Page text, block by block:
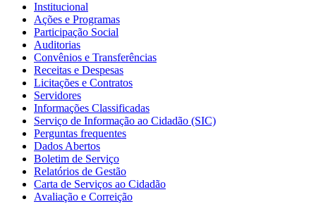
Institucional
Ações e Programas
Participação Social
Auditorias
Convênios e Transferências
Receitas e Despesas
Licitações e Contratos
Servidores
Informações Classificadas
Serviço de Informação ao Cidadão (SIC)
Perguntas frequentes
Dados Abertos
Boletim de Serviço
Relatórios de Gestão
Carta de Serviços ao Cidadão
Avaliação e Correição